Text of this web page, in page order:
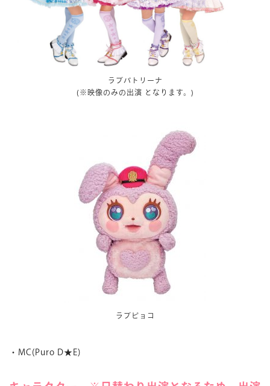
ラブパトリーナ
(※映像のみの出演 となります。)
ラブピョコ
・MC(Puro D★E)